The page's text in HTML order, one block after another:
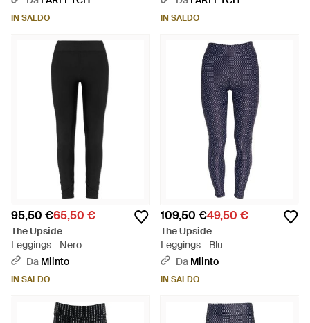
IN SALDO IN SALDO
95,50 €65,50 €
The Upside
Leggings - Nero
Da Miinto
IN SALDO
109,50 €49,50 €
The Upside
Leggings - Blu
Da Miinto
IN SALDO